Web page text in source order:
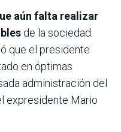
aún falta realizar
de la sociedad.
que el presidente
en óptimas
administración del
expresidente Mario